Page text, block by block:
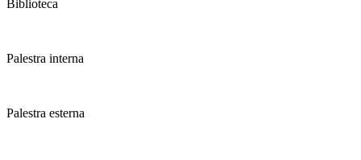
Biblioteca
Palestra interna
Palestra esterna